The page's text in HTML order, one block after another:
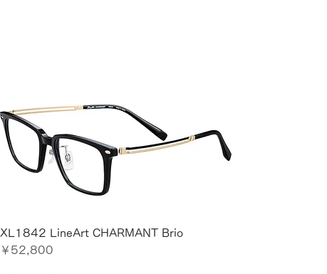
XL1842 LineArt CHARMANT Brio
価格
￥52,800